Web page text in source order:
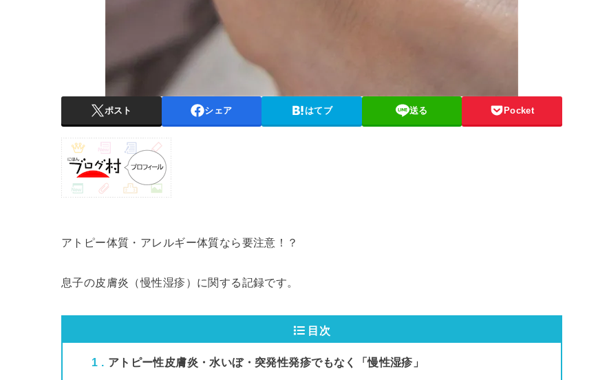
ポスト シェア はてブ 送る Pocket
アトピー体質・アレルギー体質なら要注意！？
息子の皮膚炎（慢性湿疹）に関する記録です。
目次
1 アトピー性皮膚炎・水いぼ・突発性発疹でもなく「慢性湿疹」